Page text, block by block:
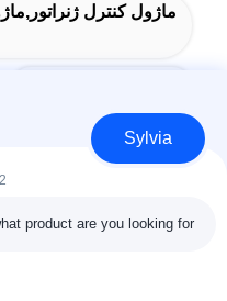
ماژول کنترل
تماس سریع
Sylvia
product are you looking for?